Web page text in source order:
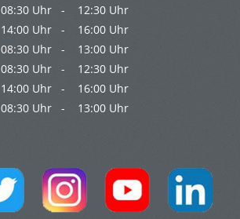
08:30 Uhr -
12:30 Uhr
14:00 Uhr -
16:00 Uhr
08:30 Uhr -
13:00 Uhr
08:30 Uhr -
12:30 Uhr
14:00 Uhr -
16:00 Uhr
08:30 Uhr - 13:00 Uhr